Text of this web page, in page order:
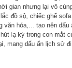
gian nhưng lại vô
đồ sộ, chiếc ghế
hóa,... tạo nên dấu
lạ kỳ trong con mắt
mang dấu ấn lịch sử